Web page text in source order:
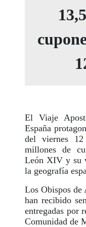
El Viaje
España
del viernes
millones de
León XIV y su
la geografía
Los Obispos de
han recibido
entregadas por
Comunidad de